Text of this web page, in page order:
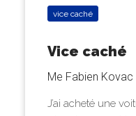
vice caché
Vice caché
Me Fabien Kovac
J’ai acheté une